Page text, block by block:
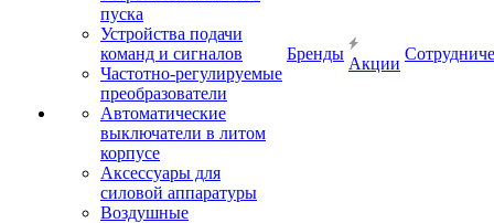
пуска
Устройства подачи
команд и сигналов
Частотно-регулируемые
преобразователи
Автоматические
выключатели в литом
корпусе
Аксессуары для
силовой аппаратуры
Воздушные
Бренды
Акции